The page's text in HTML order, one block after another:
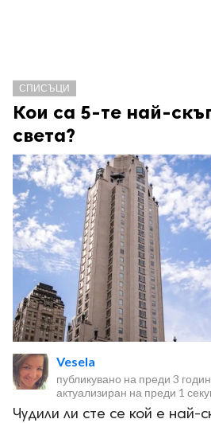
СПИСЪЦИ
Кои са 5-те най-
света?
Vesela
публикувано на преди 3
актуализиран на преди 1
Чудили ли сте се кой е най-